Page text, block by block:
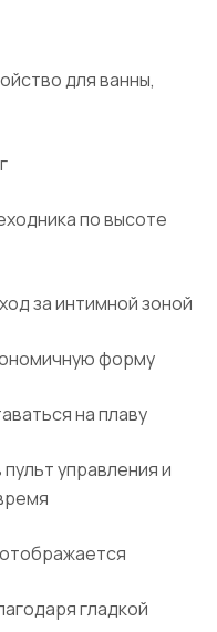
для ванны,
по высоте
за интимной зоной
форму
на плаву
управления и
гладкой